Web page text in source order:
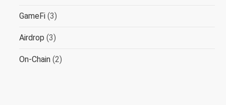
GameFi (3)
Airdrop (3)
On-Chain (2)